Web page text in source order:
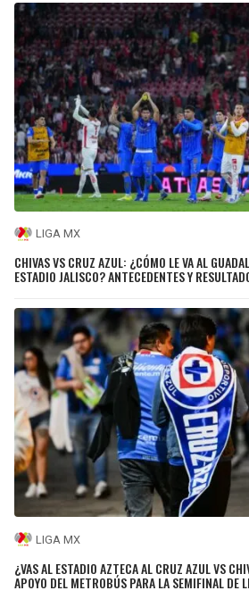
LIGA MX
CHIVAS VS CRUZ AZUL: ¿CÓMO LE VA AL
ESTADIO JALISCO? ANTECEDENTES Y
LIGA MX
¿VAS AL ESTADIO AZTECA AL CRUZ AZUL VS
APOYO DEL METROBÚS PARA LA SEMIFINAL DE